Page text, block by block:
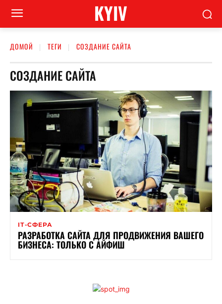
KYIV
ДОМОЙ ТЕГИ СОЗДАНИЕ САЙТА
СОЗДАНИЕ САЙТА
ІТ-СФЕРА
РАЗРАБОТКА САЙТА ДЛЯ ПРОДВИЖЕНИЯ ВАШЕГО
БИЗНЕСА: ТОЛЬКО С АЙФИШ